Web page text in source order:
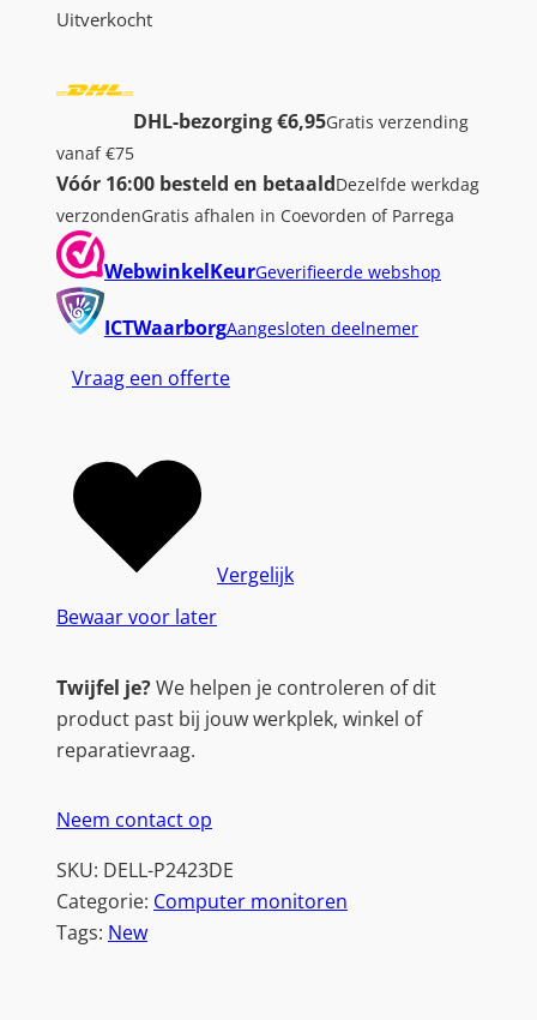
Uitverkocht
DHL-bezorging €6,95Gratis verzending
vanaf €75
Vóór 16:00 besteld en betaaldDezelfde werkdag
verzondenGratis afhalen in Coevorden of Parrega
WebwinkelKeurGeverifieerde webshop
ICTWaarborgAangesloten deelnemer
Vraag een offerte
Bewaar voor later
Vergelijk
Twijfel je?We helpen je controleren of dit
product past bij jouw werkplek, winkel of
reparatievraag.
Neem contact op
SKU: DELL-P2423DE
Categorie: Computer monitoren
Tags: New